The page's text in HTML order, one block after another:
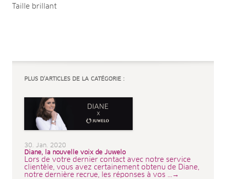
Taille brillant
PLUS D’ARTICLES DE LA CATÉGORIE :
30. Jan. 2020
Diane, la nouvelle voix de Juwelo
Lors de votre dernier contact avec notre service
clientèle, vous avez certainement obtenu de Diane,
notre dernière recrue, les réponses à vos ...→